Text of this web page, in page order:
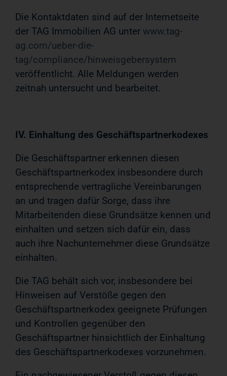
Die Kontaktdaten sind auf der Internetseite
der TAG Immobilien AG unter www.tag-
ag.com/ueber-die-
tag/compliance/hinweisgebersystem
veröffentlicht. Alle Meldungen werden
zeitnah untersucht und bearbeitet.
IV. Einhaltung des Geschäftspartnerkodexes
Die Geschäftspartner erkennen diesen
Geschäftspartnerkodex insbesondere durch
entsprechende vertragliche Vereinbarungen
an und tragen dafür Sorge, dass ihre
Mitarbeitenden diese Grundsätze kennen und
einhalten und setzen sich dafür ein, dass
auch ihre Nachunternehmer diese Grundsätze
einhalten.
Die TAG behält sich vor, insbesondere bei
Hinweisen auf Verstöße gegen den
Geschäftspartnerkodex geeignete Prüfungen
und Kontrollen gegenüber den
Geschäftspartner hinsichtlich der Einhaltung
des Geschäftspartnerkodexes vorzunehmen.